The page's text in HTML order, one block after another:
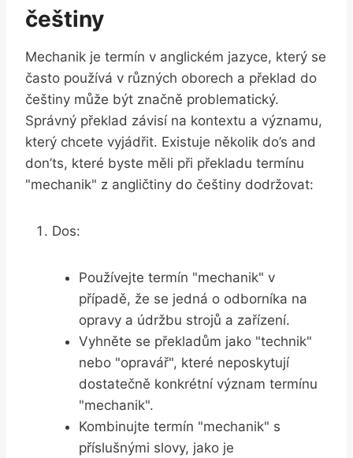
češtiny
Mechanik je termín v anglickém jazyce, který se
často používá v různých oborech a překlad do
češtiny může být značně problematický.
Správný překlad závisí na kontextu a významu,
který chcete vyjádřit. Existuje několik do’s and
don’ts, které byste měli při překladu termínu
"mechanik" z angličtiny do češtiny dodržovat:
Dos:
Používejte termín "mechanik" v
případě, že se jedná o odborníka na
opravy a údržbu strojů a zařízení.
Vyhněte se překladům jako "technik"
nebo "opravář", které neposkytují
dostatečně konkrétní význam termínu
"mechanik".
Kombinujte termín "mechanik" s
příslušnými slovy, jako je